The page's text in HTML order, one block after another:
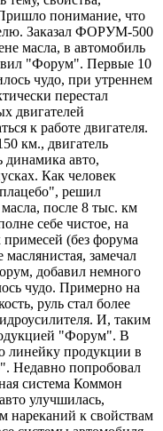
понимание, что
Заказал ФОРУМ-500
масла, в автомобиль
"Форум". Первые 10
чудо, при утреннем
перестал
двигателей
к работе двигателя.
км., двигатель
динамика авто,
Как человек
решил
после 8 тыс. км
себе чистое, на
(без форума
замечал
добавил немного
чудо. Примерно на
руль стал более
И, таким
"Форум". В
линейку продукции в
Недавно попробовал
система Коммон
улучшилась,
нареканий к свойствам